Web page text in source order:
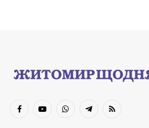
FacebookYouTubeWhatsAppTelegramRSS